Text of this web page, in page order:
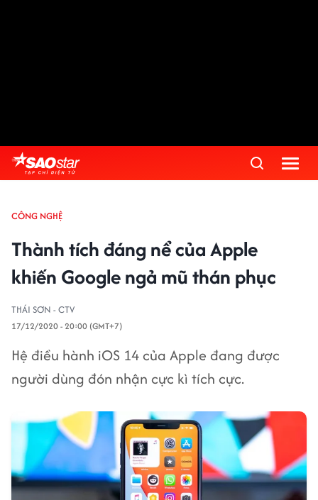
CÔNG NGHỆ
Thành tích đáng nể của Apple
khiến Google ngả mũ thán phục
THÁI SƠN - CTV
17/12/2020 - 20:00 (GMT+7)
Hệ điều hành iOS 14 của Apple đang được
người dùng đón nhận cực kì tích cực.